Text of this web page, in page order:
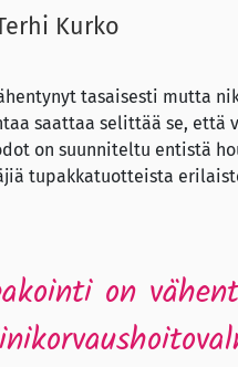
Kurko
tasaisesti mutta
saattaa selittää se, että
on suunniteltu entistä
tupakkatuotteista
on